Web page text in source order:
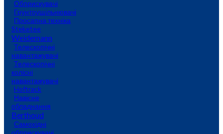
Обприскувачі
Грунтоущільнювачі
Просапна техніка
Steketee
Weidemann
Телескопічні
навантажувачі
Телескопічні
колісні
навантажувачі
Hoftrack
Навісне
обладнання
Berthoud
Самохідні
обприскувачі